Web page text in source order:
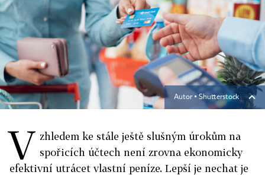
Autor ▪Shutterstock
V zhledem ke stále ještě slušným úrokům na
spořicích účtech není zrovna ekonomicky
efektivní utrácet vlastní peníze. Lepší je nechat je